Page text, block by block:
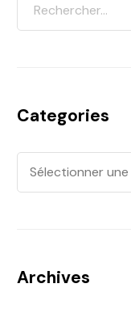
Categories
Archives